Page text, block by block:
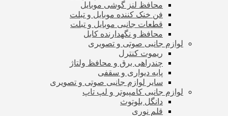
محافظ لنز گوشی موبایل
فن خنک کننده موبایل و تبلت
قطعات جانبی موبایل و تبلت
محافظ و نگهدارنده کابل
لوازم جانبی صوتی و تصویری
ریموت کنترل
چندراهی برق و محافظ ولتاژ
پایه دیواری و سقفی
سایر لوازم جانبی صوتی و تصویری
لوازم جانبی کامپیوتر و لپ تاپ
دانگل بلوتوث
قلم نوری